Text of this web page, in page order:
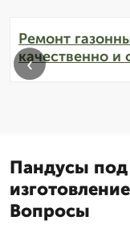
Ремонт
качественно и
‹
Пандусы
Вопросы